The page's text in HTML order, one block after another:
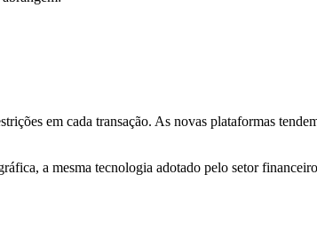
em cada transação. As novas plataformas
a mesma tecnologia adotado pelo setor